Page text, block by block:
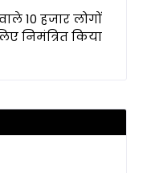
10 हजार लोगों
निमंत्रित किया